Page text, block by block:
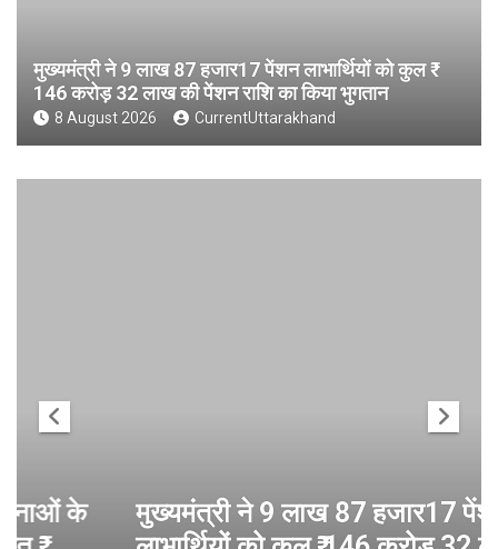
मुख्यमंत्री ने 9 लाख 87 हजार17 पेंशन लाभार्थियों को कुल ₹
146 करोड़ 32 लाख की पेंशन राशि का किया भुगतान
8 August 2026 CurrentUttarakhand
मुख्यमंत्री ने 9 लाख 87 हजार17 पेंशन